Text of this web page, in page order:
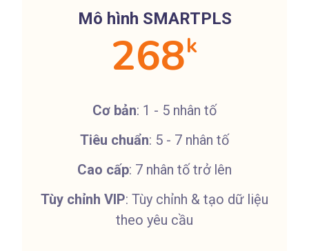
Mô hình SMARTPLS
268k
Cơ bản: 1 - 5 nhân tố
Tiêu chuẩn: 5 - 7 nhân tố
Cao cấp: 7 nhân tố trở lên
Tùy chỉnh VIP: Tùy chỉnh & tạo dữ liệu
theo yêu cầu